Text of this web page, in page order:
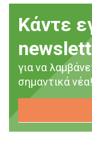
Κάντε
για να
σημαντικά νέα!